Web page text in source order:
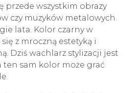
przede wszystkim obrazy
czy muzyków metalowych.
lata. Kolor czarny w
z mroczną estetyką i
Dziś wachlarz stylizacji jest
ten sam kolor może grać